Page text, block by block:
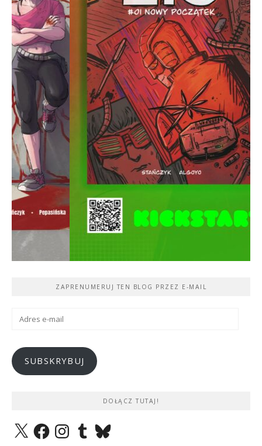
ZAPRENUMERUJ TEN BLOG PRZEZ E-MAIL
Adres
SUBSKRYBUJ
DOŁĄCZ TUTAJ!
X FacebookInstagramTumblrBluesky